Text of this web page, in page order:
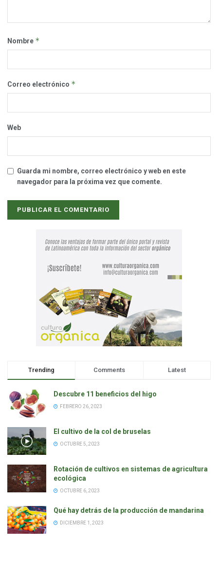
Nombre *
Correo electrónico *
Web
Guarda mi nombre, correo electrónico y web en este
navegador para la próxima vez que comente.
Trending Comments Latest
Descubre 11 beneficios del higo
FEBRERO 26, 2023
El cultivo de la col de bruselas
OCTUBRE 5, 2023
Rotación de cultivos en sistemas de agricultura
ecológica
OCTUBRE 6, 2023
Qué hay detrás de la producción de mandarina
DICIEMBRE 1, 2023